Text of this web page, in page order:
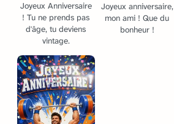
Joyeux Anniversaire
! Tu ne prends pas
d'âge, tu deviens
vintage.
Joyeux anniversaire,
mon ami ! Que du
bonheur !